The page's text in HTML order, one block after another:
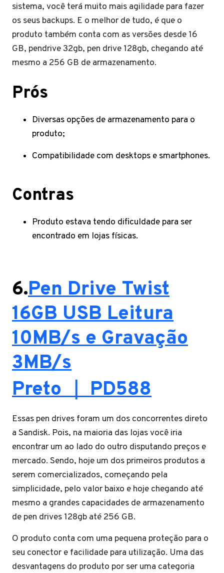
sistema, você terá muito mais agilidade para fazer
os seus backups. E o melhor de tudo, é que o
produto também conta com as versões desde 16
GB, pendrive 32gb, pen drive 128gb, chegando até
mesmo a 256 GB de armazenamento.
Prós
Diversas opções de armazenamento para o
produto;
Compatibilidade com desktops e smartphones.
Contras
Produto estava tendo dificuldade para ser
encontrado em lojas físicas.
6.Pen Drive Twist
16GB USB Leitura
10MB/s e Gravação
3MB/s
Preto ｜ PD588
Essas pen drives foram um dos concorrentes direto
a Sandisk. Pois, na maioria das lojas você iria
encontrar um ao lado do outro disputando preços e
mercado. Sendo, hoje um dos primeiros produtos a
serem comercializados, começando pela
simplicidade, pelo valor baixo e hoje chegando até
mesmo a grandes capacidades de armazenamento
de pen drives 128gb até 256 GB.
O produto conta com uma pequena proteção para o
seu conector e facilidade para utilização. Uma das
desvantagens do produto por ser uma categoria